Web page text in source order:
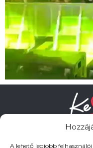
A lehető legjobb